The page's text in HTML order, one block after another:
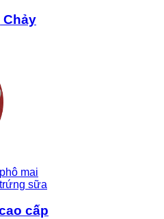
Chảy
mai
sữa
cấp